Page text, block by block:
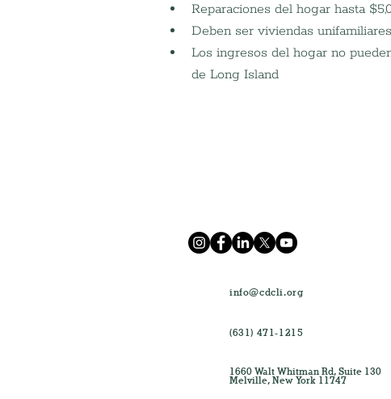
Reparaciones del hogar hasta
Deben ser viviendas
Los ingresos del hogar no
de Long Island
info@cdcli.org
(631) 471-1215
1660 Walt Whitman Rd, Suite 130
Melville, New York 11747